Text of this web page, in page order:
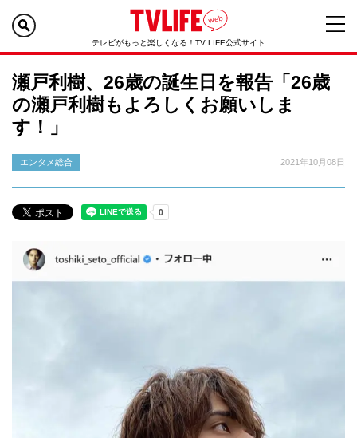
テレビがもっと楽しくなる！TV LIFE公式サイト
瀬戸利樹、26歳の誕生日を報告「26歳
の瀬戸利樹もよろしくお願いしま
す！」
エンタメ総合 2021年10月08日